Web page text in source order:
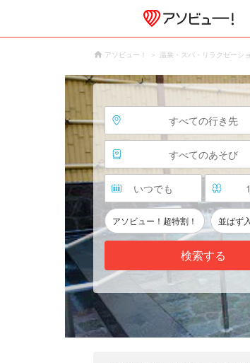
アソビュー！ 温泉・スパ・リラクゼーシ
すべての行き先
すべてのあそび
いつでも 1
アソビュー！超特割！ 並ばず
検索する